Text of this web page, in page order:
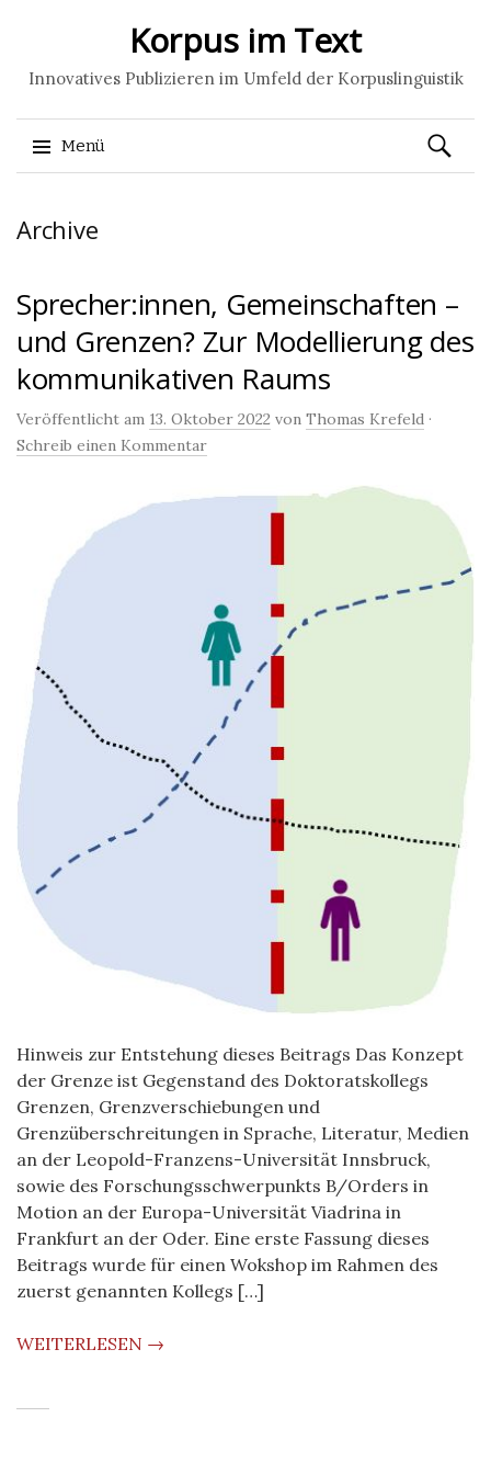
Korpus im Text
Innovatives Publizieren im Umfeld der Korpuslinguistik
Menü
zum
Suchen
nach:
Archive
Sprecher:innen, Gemeinschaften –
und Grenzen? Zur Modellierung des
kommunikativen Raums
Veröffentlicht am 13. Oktober 2022 von Thomas Krefeld ·
Schreib einen Kommentar
Hinweis zur Entstehung dieses Beitrags Das Konzept
der Grenze ist Gegenstand des Doktoratskollegs
Grenzen, Grenzverschiebungen und
Grenzüberschreitungen in Sprache, Literatur, Medien
an der Leopold-Franzens-Universität Innsbruck,
sowie des Forschungsschwerpunkts B/Orders in
Motion an der Europa-Universität Viadrina in
Frankfurt an der Oder. Eine erste Fassung dieses
Beitrags wurde für einen Wokshop im Rahmen des
zuerst genannten Kollegs […]
WEITERLESEN →